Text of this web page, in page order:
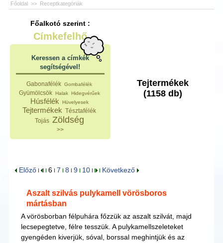
Főoldal >> Receptkategóriák
Főalkotó szerint :
Címkefelhő
Keressen a címkék
segítségével!
Gabonafélék Gombafélék
Gyümölcsök Halak Hidegvérűek
Húsfélék Hüvelyesek
Tejtermékek Tésztafélék
Tojás Zöldség
>>
Tejtermékek
(1158 db)
Előző 6 7 8 9 10 Következő
Aszalt szilvás pulykamell vörösboros
mártásban
A vörösborban félpuhára főzzük az aszalt szilvát, majd
lecsepegtetve, félre tesszük. A pulykamellszeleteket
gyengéden kiverjük, sóval, borssal meghintjük és az